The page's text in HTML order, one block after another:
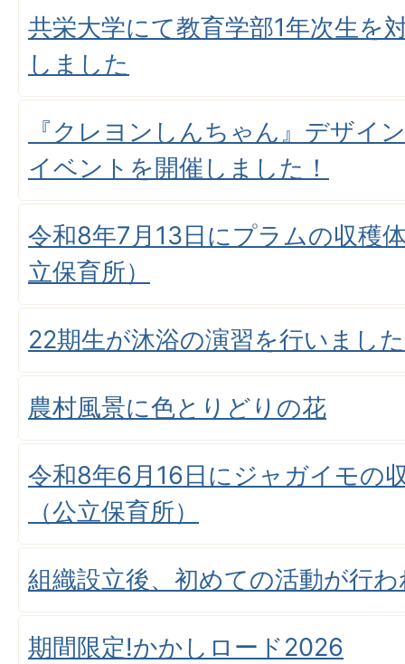
共栄大学にて教育学部1年次生を
しました
『クレヨンしんちゃん』デザイ
イベントを開催しました！
令和8年7月13日にプラムの収穫
立保育所）
22期生が沐浴の演習を行いました
農村風景に色とりどりの花
令和8年6月16日にジャガイモの
（公立保育所）
組織設立後、初めての活動が行
期間限定!かかしロード2026